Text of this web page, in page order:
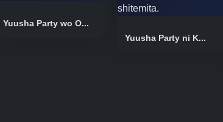
Yuusha Party wo O...
Yuusha Party ni K...